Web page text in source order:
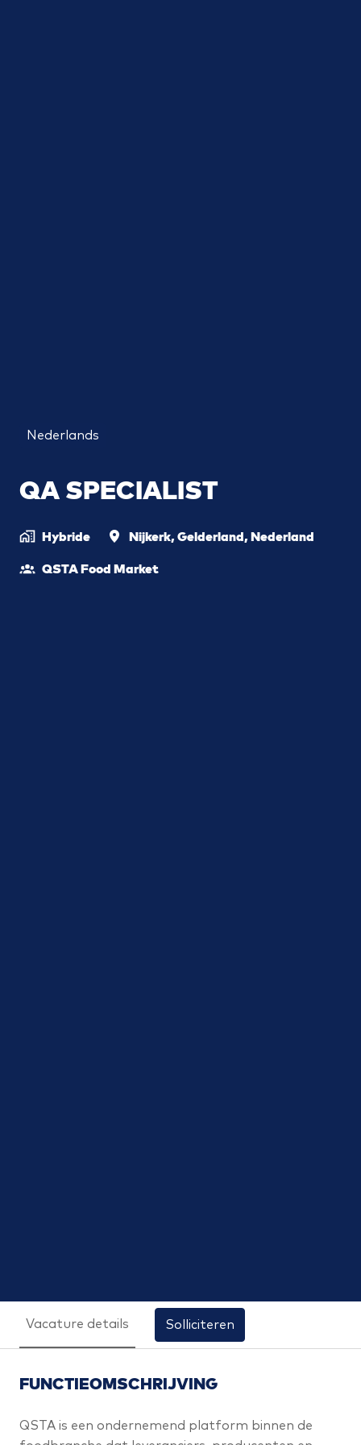
Nederlands
QA SPECIALIST
Hybride Nijkerk, Gelderland, Nederland
QSTA Food Market
Vacature details Solliciteren
FUNCTIEOMSCHRIJVING
QSTA is een ondernemend platform binnen de